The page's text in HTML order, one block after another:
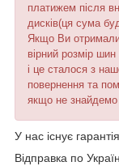
платижем після
дисків(ця сума
Якщо Ви отримали
вірний розмір
і це сталося з
повернення та
якщо не знайдемо
У нас існує
Відправка по